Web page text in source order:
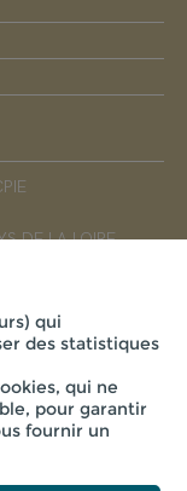
DE LA LOIRE
qui
des statistiques
qui ne
pour garantir
fournir un